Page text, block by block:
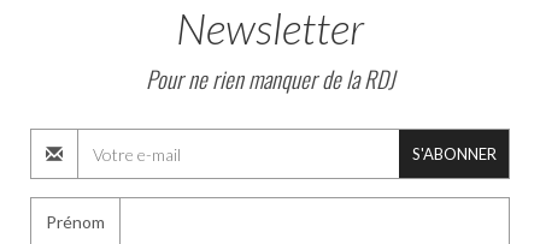
Newsletter
Pour ne rien manquer de la RDJ
S'ABONNER
Prénom